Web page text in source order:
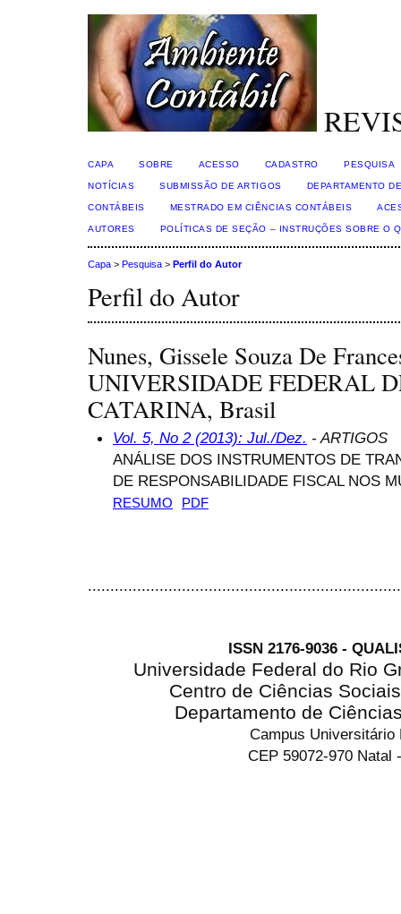
CAPA SOBRE ACESSO CADASTRO PESQUISA
NOTÍCIAS SUBMISSÃO DE ARTIGOS DEPARTAMENTO
CONTÁBEIS MESTRADO EM CIÊNCIAS CONTÁBEIS
AUTORES POLÍTICAS DE SEÇÃO – INSTRUÇÕES SOBRE O
Capa > Pesquisa > Perfil do Autor
Perfil do Autor
Nunes, Gissele Souza De
UNIVERSIDADE FEDERAL
CATARINA, Brasil
Vol. 5, No 2 (2013): Jul./Dez. - ARTIGOS
ANÁLISE DOS INSTRUMENTOS DE
DE RESPONSABILIDADE FISCAL NOS
RESUMO PDF
ISSN 2176-9036 -
Universidade Federal do Rio
Centro de Ciências
Departamento de
Campus Universitário
CEP 59072-970 Natal